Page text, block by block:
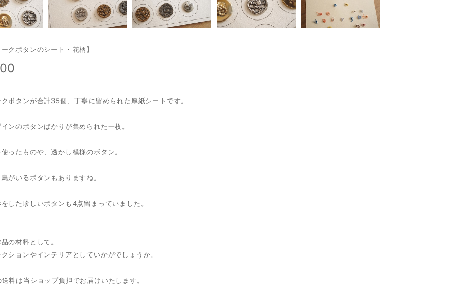
クボタンのシート・花柄】
ボタンが合計35個、丁寧に留められた厚紙シートです。
ンのボタンばかりが集められた一枚。
ったものや、透かし模様のボタン。
がいるボタンもありますね。
した珍しいボタンも4点留まっていました。
の材料として。
ションやインテリアとしていかがでしょうか。
料は当ショップ負担でお届けいたします。